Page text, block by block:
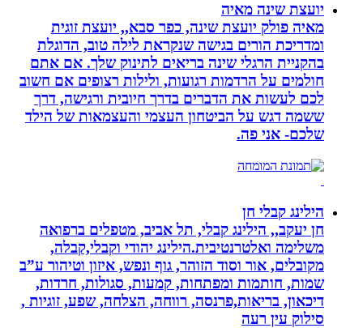
יועצת שינה מאיה
מאיה פולק יועצת שינה, כפר סבא,, יועצת זוגית
ומדריכת הורים בגישה שנקראת לילה טוב, הדוגלת
בהקניית הרגלי שינה בריאים לתינוק שלך. אם אתם
חולמים על הרדמות רגועות, ולילות רצופים אם חשוב
לכם לעשות את הדברים בדרך חיובית ורגישה, דרך
ששמה דגש על הביטחון העצמי והעצמאות של הילד
שלכם- אני פה.
הילינג קבלי חן
חן יעקב,, הילינג קבלי, תל אביב, מטפלים ברפואה
משלימה ואלטרנטיבית.הילינג יהודי וקבלי,קבלה,
מקובלים, אור וסוד הזוהר, גוף ונפש, איזון וטיהור ע”ב
שמות, חותמות ומפתחות, קמעות, סגולות, חרדות,
דיכאון, בריאות,פרנסה, רווחה, הצלחה, שפע, זוגיות ,
סילוק עין רעה